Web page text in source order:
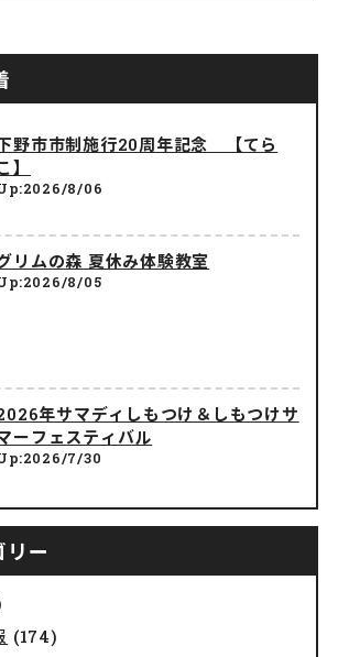
野市市制施行20周年記念 【てら
】
8/06
リムの森 夏休み体験教室
8/05
年サマディしもつけ＆しもつけサ
ーフェスティバル
7/30
ー
(174)